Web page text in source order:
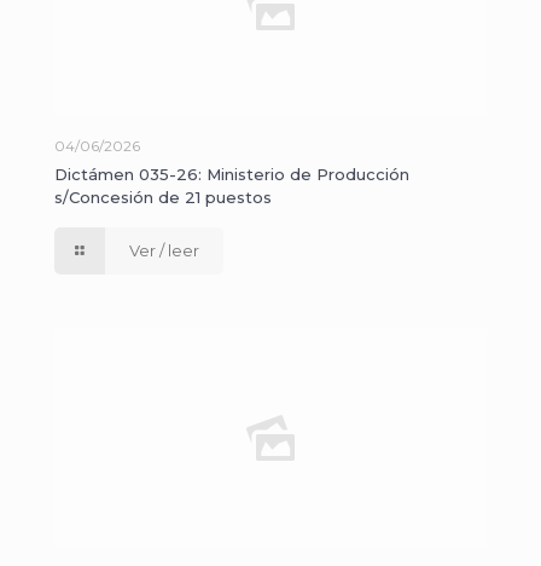
04/06/2026
Dictámen 035-26: Ministerio de Producción
s/Concesión de 21 puestos
Ver / leer